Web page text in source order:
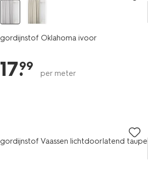
gordijnstof Oklahoma ivoor
17.
99
per meter
gordijnstof Vaassen lichtdoorlatend taupe